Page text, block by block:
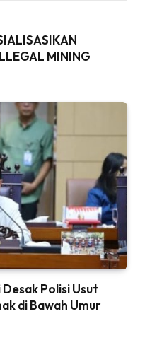
MINING
Polisi Usut
di Bawah Umur